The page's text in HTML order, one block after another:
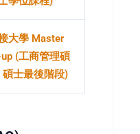
大學 Master
(工商管理碩
士最後階段)